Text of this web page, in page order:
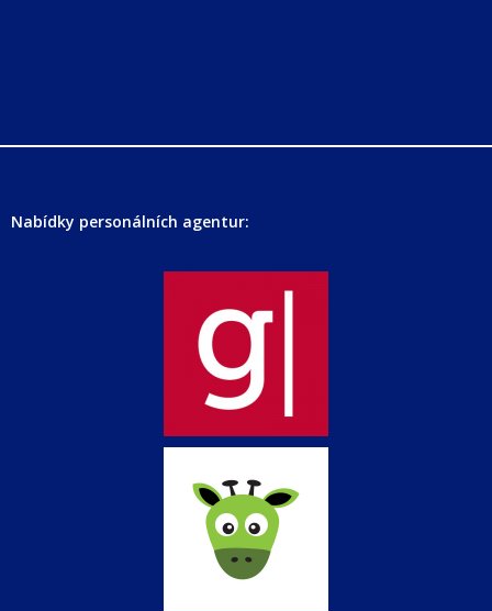
Nabídky personálních agentur: